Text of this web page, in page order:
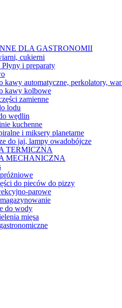
DLA GASTRONOMII
cukierni
i preparaty
kawy automatyczne, perkolatory,
kawy kolbowe
zamienne
lodu
wędlin
kuchenne
i miksery planetarne
do jaj, lampy owadobójcze
TERMICZNA
MECHANICZNA
do pieców do pizzy
parowe
do wody
mięsa